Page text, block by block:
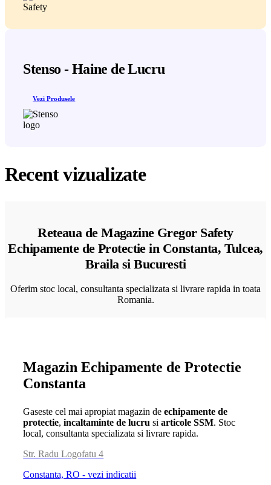
Stenso - Haine de Lucru
Vezi Produsele
Recent vizualizate
Reteaua de Magazine Gregor Safety
Echipamente de Protectie in Constanta, Tulcea,
Braila si Bucuresti
Oferim stoc local, consultanta specializata si livrare rapida in toata
Romania.
Magazin Echipamente de Protectie
Constanta
Gaseste cel mai apropiat magazin deechipamente de
protectie,incaltaminte de lucru siarticole SSM. Stoc
local, consultanta specializata si livrare rapida.
Str. Radu Logofatu 4
Constanta, RO - vezi indicatii